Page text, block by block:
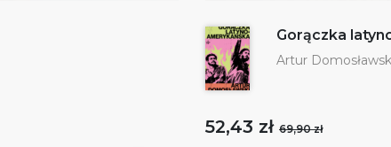
Gorączka
Artur
52,43 zł 69,90 zł